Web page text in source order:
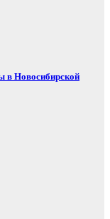
в Новосибирской